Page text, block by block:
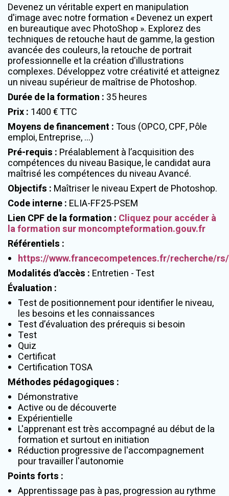
Devenez un véritable expert en manipulation
d'image avec notre formation « Devenez un expert
en bureautique avec PhotoShop ». Explorez des
techniques de retouche haut de gamme, la gestion
avancée des couleurs, la retouche de portrait
professionnelle et la création d'illustrations
complexes. Développez votre créativité et atteignez
un niveau supérieur de maîtrise de Photoshop.
Durée de la formation : 35 heures
Prix: 1400 € TTC
Moyens de financement :Tous (OPCO, CPF, Pôle
emploi, Entreprise, ...)
Pré-requis : Préalablement à l’acquisition des
compétences du niveau Basique, le candidat aura
maîtrisé les compétences du niveau Avancé.
Objectifs : Maîtriser le niveau Expert de Photoshop.
Code interne: ELIA-FF25-PSEM
Lien CPF de la formation : Cliquez pour accéder à
la formation sur moncompteformation.gouv.fr
Référentiels :
https://www.francecompetences.fr/recherche/
Modalités d'accès : Entretien - Test
Évaluation :
Test de positionnement pour identifier le niveau,
les besoins et les connaissances
Test d’évaluation des prérequis si besoin
Test
Quiz
Certificat
Certification TOSA
Méthodes pédagogiques :
Démonstrative
Active ou de découverte
Expérientielle
L'apprenant est très accompagné au début de la
formation et surtout en initiation
Réduction progressive de l'accompagnement
pour travailler l'autonomie
Points forts :
Apprentissage pas à pas, progression au rythme